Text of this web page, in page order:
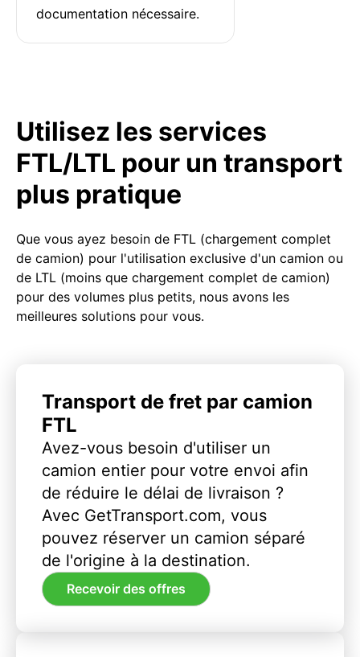
documentation nécessaire.
Utilisez les services
FTL/LTL pour un transport
plus pratique
Que vous ayez besoin de FTL (chargement complet
de camion) pour l'utilisation exclusive d'un camion ou
de LTL (moins que chargement complet de camion)
pour des volumes plus petits, nous avons les
meilleures solutions pour vous.
Transport de fret par camion
FTL
Avez-vous besoin d'utiliser un
camion entier pour votre envoi afin
de réduire le délai de livraison ?
Avec GetTransport.com, vous
pouvez réserver un camion séparé
de l'origine à la destination.
Recevoir des offres